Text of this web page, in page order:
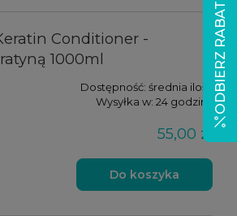
Conditioner -
1000ml
Dostępność: średnia ilość
Wysyłka w: 24 godziny
55,00 zł
Do koszyka
ODBIERZ RABAT